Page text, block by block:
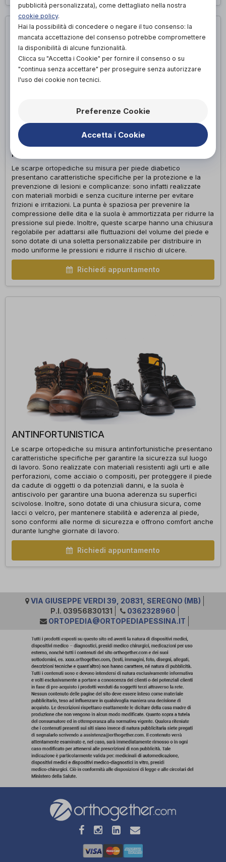
PER PIEDE DIABETICO
Le scarpe ortopediche su misura per piede diabetico
presentano caratteristiche specifiche per la protezione e la
prevenzione di lesioni e complicanze: sono infatti realizzate
con materiali morbidi e senza cuciture interne per evitare
frizioni e irritazioni. La punta è spaziosa per prevenire la
compressione delle dita e la suola è ammortizzata per ridurre la
pressione sul piede. Inoltre, queste scarpe hanno una chiusura
regolabile per adattarsi alle fluttuazioni del volume del piede e
sono dotate di una soletta personalizzabile per distribuire in
modo uniforme le pressioni e ridurre il rischio di ulcere.
Richiedi appuntamento
ANTINFORTUNISTICA
Le scarpe ortopediche su misura antinfortunistiche presentano
caratteristiche specifiche per garantire la sicurezza sul luogo
di lavoro. Sono realizzate con materiali resistenti agli urti e alle
perforazioni, come acciaio o compositi, per proteggere il piede
da cadute di oggetti o da potenziali danni, e la suola è
antiscivolo per garantire una buona aderenza su superfici
scivolose. Inoltre, sono dotate di una chiusura sicura, come
lacci o velcro, per mantenere stabilità e aderenza al piede,
sono conformi alle norme di sicurezza e offrono comfort anche
durante lunghe giornate di lavoro.
Richiedi appuntamento
VIA GIUSEPPE VERDI 39, 20831, SEREGNO (MB)
P.I. 03956830131
0362328960
ORTOPEDIA@ORTOPEDIAPESSINA.IT
pubblicità personalizzata), come dettagliato nella nostra
cookie policy.
Hai la possibilità di concedere o negare il tuo consenso: la
mancata accettazione del consenso potrebbe compromettere
la disponibilità di alcune funzionalità.
Clicca su "Accetta i Cookie" per fornire il consenso o su
"continua senza accettare" per proseguire senza autorizzare
l'uso dei cookie non tecnici.
Preferenze Cookie
Accetta i Cookie